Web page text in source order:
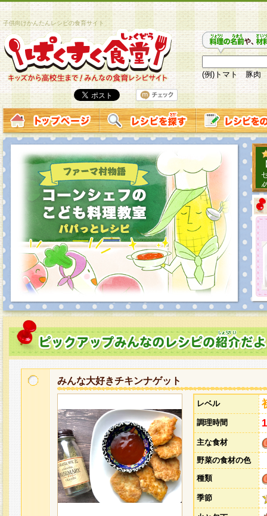
子供向けかんたんレシピの食育サイト
(例)トマト 豚肉
みんな大好きチキンナゲット
レベル
調理時間
主な食材
野菜の食材の色
種類
季節